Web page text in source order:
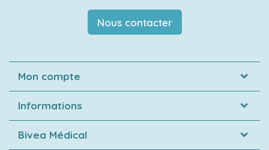
Nous contacter
Mon compte
Informations
Bivea Médical